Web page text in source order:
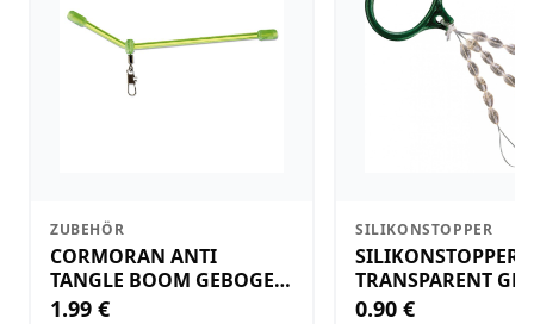
ZUBEHÖR
CORMORAN ANTI
TANGLE BOOM GEBOGEN
12CM M.WIRBEL(PLASTIK)
1.99 €
SILIKONSTOPPER
SILIKONSTOPPER
TRANSPARENT
KLEIN
0.90 €